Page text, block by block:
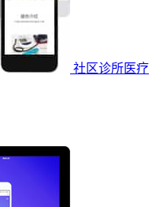
社区诊所医疗